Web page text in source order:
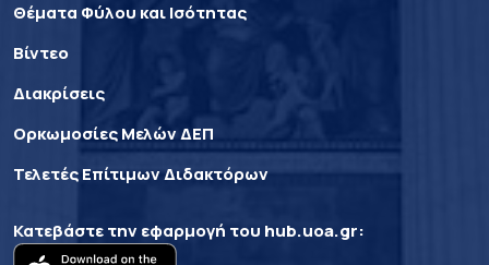
Θέματα Φύλου και Ισότητας
Βίντεο
Διακρίσεις
Ορκωμοσίες Μελών ΔΕΠ
Τελετές Επίτιμων Διδακτόρων
Κατεβάστε την εφαρμογή του hub.uoa.gr: